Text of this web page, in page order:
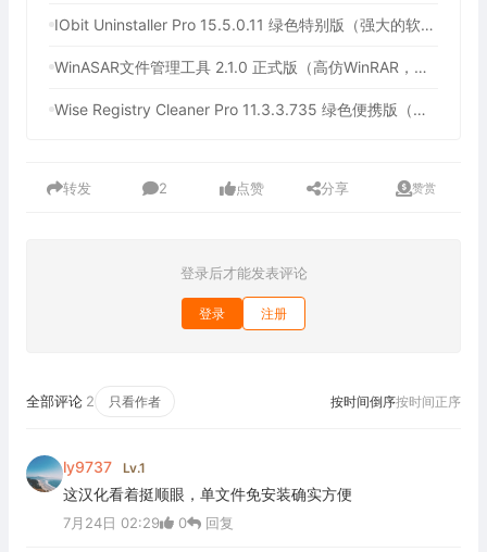
IObit Uninstaller Pro 15.5.0.11 绿色特别版（强大的软件卸载工具）
WinASAR文件管理工具 2.1.0 正式版（高仿WinRAR，最好用的Electron ASAR文件打包/解包工具、压缩/解压工具）
Wise Registry Cleaner Pro 11.3.3.735 绿色便携版（注册表清理工具）
转发 2 点赞 分享 赞赏
登录后才能发表评论
登录 注册
全部评论 2 只看作者 按时间倒序按时间正序
ly9737 Lv.1
这汉化看着挺顺眼，单文件免安装确实方便
7月24日 02:29 0 回复